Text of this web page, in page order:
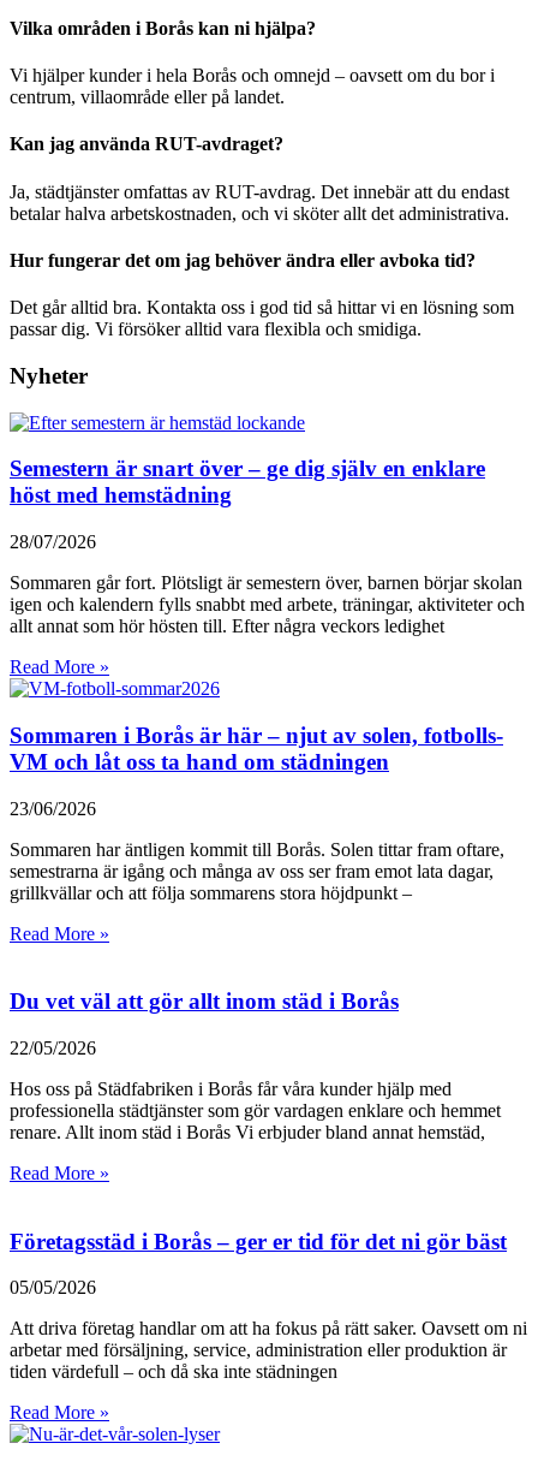
Vilka områden i Borås kan ni hjälpa?
Vi hjälper kunder i hela Borås och omnejd – oavsett om du bor i
centrum, villaområde eller på landet.
Kan jag använda RUT-avdraget?
Ja, städtjänster omfattas av RUT-avdrag. Det innebär att du endast
betalar halva arbetskostnaden, och vi sköter allt det administrativa.
Hur fungerar det om jag behöver ändra eller avboka tid?
Det går alltid bra. Kontakta oss i god tid så hittar vi en lösning som
passar dig. Vi försöker alltid vara flexibla och smidiga.
Nyheter
Semestern är snart över – ge dig själv en enklare
höst med hemstädning
28/07/2026
Sommaren går fort. Plötsligt är semestern över, barnen börjar skolan
igen och kalendern fylls snabbt med arbete, träningar, aktiviteter och
allt annat som hör hösten till. Efter några veckors ledighet
Read More »
Sommaren i Borås är här – njut av solen, fotbolls-
VM och låt oss ta hand om städningen
23/06/2026
Sommaren har äntligen kommit till Borås. Solen tittar fram oftare,
semestrarna är igång och många av oss ser fram emot lata dagar,
grillkvällar och att följa sommarens stora höjdpunkt –
Read More »
Du vet väl att gör allt inom städ i Borås
22/05/2026
Hos oss på Städfabriken i Borås får våra kunder hjälp med
professionella städtjänster som gör vardagen enklare och hemmet
renare. Allt inom städ i Borås Vi erbjuder bland annat hemstäd,
Read More »
Företagsstäd i Borås – ger er tid för det ni gör bäst
05/05/2026
Att driva företag handlar om att ha fokus på rätt saker. Oavsett om ni
arbetar med försäljning, service, administration eller produktion är
tiden värdefull – och då ska inte städningen
Read More »